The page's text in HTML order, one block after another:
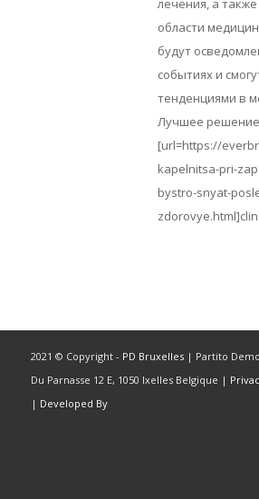
лечения, а
области
будут
событиях и
тенденциями в
Лучшее
[url=https://
kapelnitsa-pri-
bystro-snyat-
2021 © Copyright - PD Bruxelles| Partito
Du Parnasse 12 E, 1050 Ixelles Belgique |
| Developed By